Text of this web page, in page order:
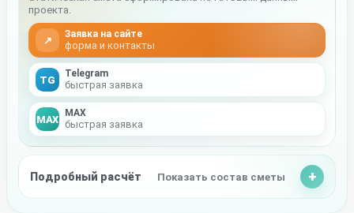
проекта.
↗
Заявка на сайте
форма и контакты
TG
Telegram
быстрая заявка
MAX
MAX
быстрая заявка
Подробный расчёт Показать состав сметы